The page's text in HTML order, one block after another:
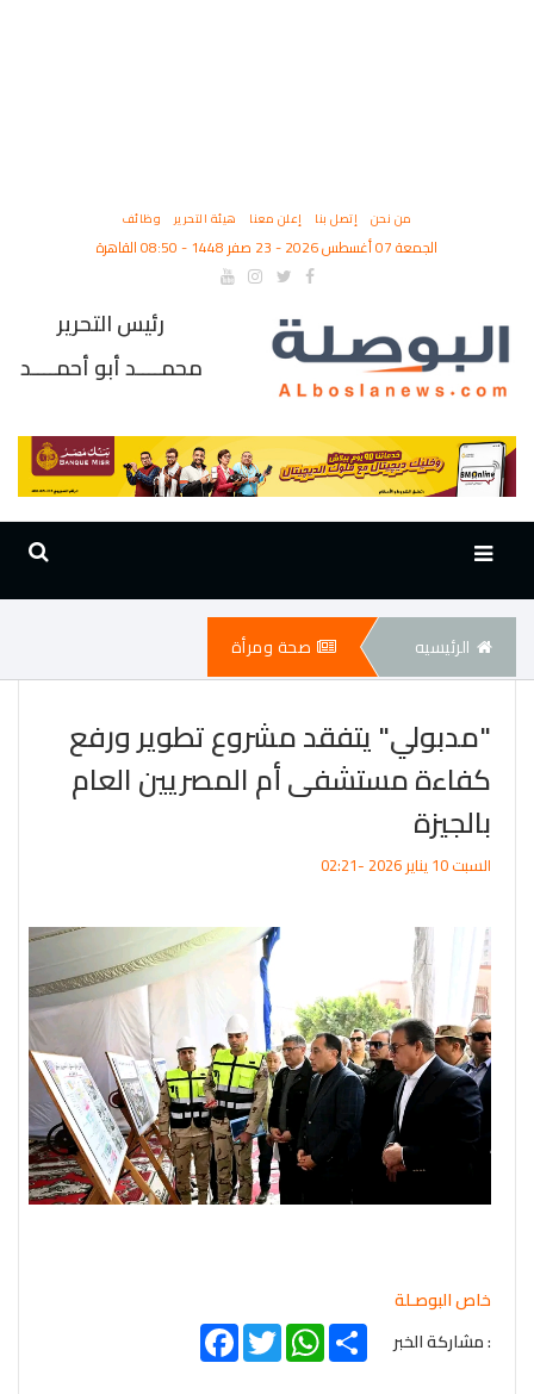
من نحن إتصل بنا إعلن معنا هيئة التحرير وظائف
الجمعة 07 أغسطس 2026 - 23 صفر 1448 - 08:50 القاهرة
رئيس التحرير
محمــــد أبو أحمــــد
الرئيسيه صحة ومرأة
"مدبولي" يتفقد مشروع تطوير ورفع
كفاءة مستشفى أم المصريين العام
بالجيزة
السبت 10 يناير 2026 -02:21
خاص البوصـلة
: مشاركة الخبر
FacebookTwitter
WhatsAppShare